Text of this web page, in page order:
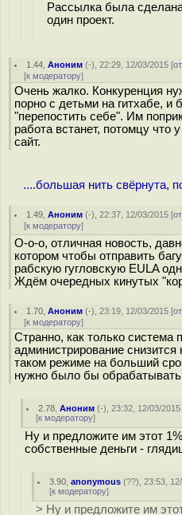
Рассылка была
один проект.
1.44 ,Аноним (-), 22:29, 12/03/2015 [
[к модератору]
Очень жалко. Конкуренция
порно с детьми на гитхабе, и
"перепостить себе". Им
работа встанет, потомцу что
сайт.
....большая нить свёрнута,
1.49 ,Аноним (-), 22:37, 12/03/2015 [
[к модератору]
О-о-о, отличная новость,
котором чтобы отправить
рабскую гугловскую EULA
Ждём очередных кинутых
1.70 ,Аноним (-), 23:19, 12/03/2015 [
[к модератору]
Странно, как только система
администрирование
таком режиме на больший
нужно было бы обрабатывать
2.78 ,Аноним (-), 23:32, 12/03/2015
[к модератору]
Ну и предложите им этот
собственные деньги -
3.90 ,anonymous (??), 23:53,
[к модератору]
> Ну и предложите им